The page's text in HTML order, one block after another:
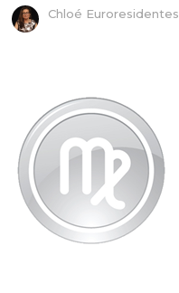
Chloé Euroresidentes